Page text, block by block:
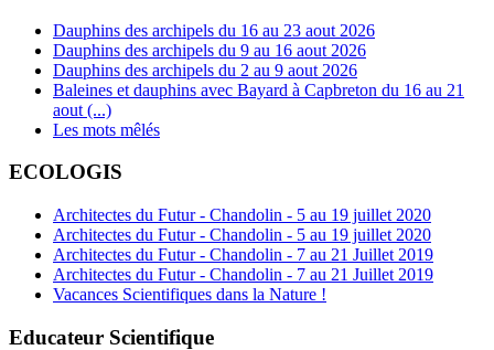
Dauphins des archipels du 16 au 23 aout 2026
Dauphins des archipels du 9 au 16 aout 2026
Dauphins des archipels du 2 au 9 aout 2026
Baleines et dauphins avec Bayard à Capbreton du 16 au 21
aout (...)
Les mots mêlés
ECOLOGIS
Architectes du Futur - Chandolin - 5 au 19 juillet 2020
Architectes du Futur - Chandolin - 5 au 19 juillet 2020
Architectes du Futur - Chandolin - 7 au 21 Juillet 2019
Architectes du Futur - Chandolin - 7 au 21 Juillet 2019
Vacances Scientifiques dans la Nature !
Educateur Scientifique